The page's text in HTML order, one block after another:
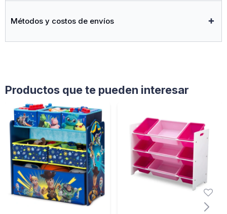
Métodos y costos de envíos
Productos que te pueden interesar